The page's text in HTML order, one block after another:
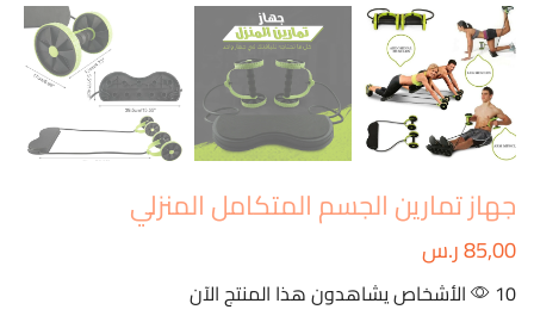
جهاز تمارين الجسم المتكامل المنزلي
85,00ر.س
10 الأشخاص يشاهدون هذا المنتج الآن